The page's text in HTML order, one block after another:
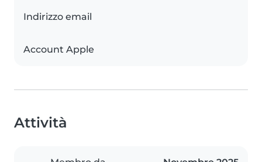
Indirizzo email
Account Apple
Attività